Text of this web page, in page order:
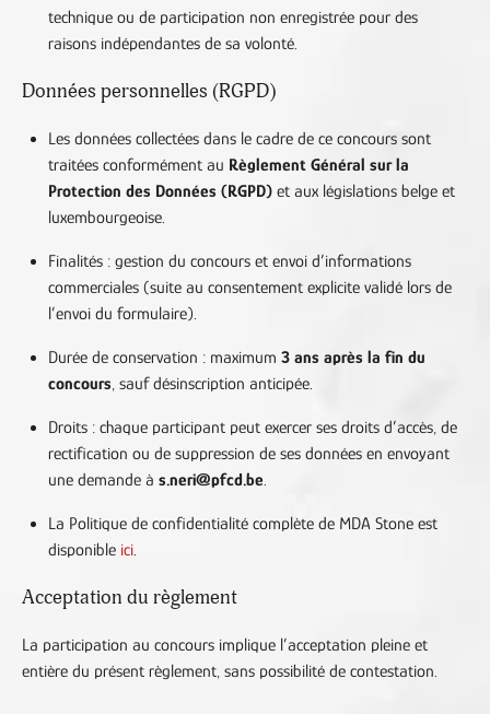
technique ou de participation non enregistrée pour des
raisons indépendantes de sa volonté.
Données personnelles (RGPD)
Les données collectées dans le cadre de ce concours sont
traitées conformément au Règlement Général sur la
Protection des Données (RGPD) et aux législations belge et
luxembourgeoise.
Finalités : gestion du concours et envoi d’informations
commerciales (suite au consentement explicite validé lors de
l’envoi du formulaire).
Durée de conservation : maximum 3 ans après la fin du
concours, sauf désinscription anticipée.
Droits : chaque participant peut exercer ses droits d’accès, de
rectification ou de suppression de ses données en envoyant
une demande à s.neri@pfcd.be.
La Politique de confidentialité complète de MDA Stone est
disponible ici.
Acceptation du règlement
La participation au concours implique l’acceptation pleine et
entière du présent règlement, sans possibilité de contestation.